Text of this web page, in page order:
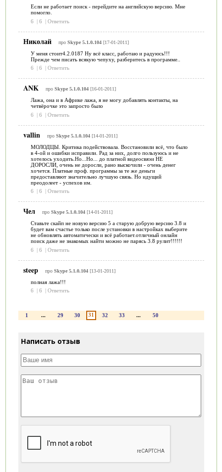
Если не работает поиск - перейдите на английскую версию. Мне
помогло.
6
| 6 | Ответить
Николай про Skype 5.1.0.104[17-01-2011]
У меня стоит4.2.0187 Ну всё класс, работаю и радуюсь!!!
Прежде чем писать всякую чепуху, разберитесь в программе..
6
| 6 | Ответить
ANK про Skype 5.1.0.104[16-01-2011]
Лажа, она и в Африке лажа, я не могу добавлять контакты, на
четвёрочке это запросто было
6
| 6 | Ответить
vallin про Skype 5.1.0.104[14-01-2011]
МОЛОДЦЫ. Критика подействовала. Восстановили всё, что было
в 4-ой и ошибки исправили. Рад за них, долго пользуюсь и не
хотелось уходить.Но...Но... до платной видеосвяэи НЕ
ДОРОСЛИ, очень не доросли, рано выскочили - очень денег
хочется. Платные проф. программы за те же деньги
предоставляют значительно лучшую связь. Но идущий
преодолеет - успехов им.
6
| 6 | Ответить
Чел про Skype 5.1.0.104[14-01-2011]
Ставьте скайп не новую версию 5 а старую добрую версию 3.8 и
будет вам счастье только после установки в настройках выберите
не обновлять автоматически и всё работает.отличный онлайн
поиск даже не знакомых найти можно не парясь 3.8 рулит!!!!!!
6
| 6 | Ответить
steep про Skype 5.1.0.104[13-01-2011]
полная лажа!!!
6
| 6 | Ответить
1 ... 29 30 31 32 33 ... 50
Написать отзыв